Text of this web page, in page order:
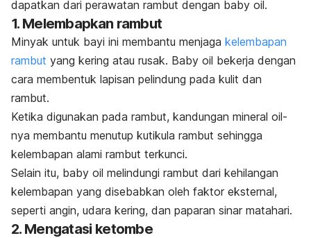
dapatkan dari perawatan rambut dengan baby oil.
1. Melembapkan rambut
Minyak untuk bayi ini membantu menjaga kelembapan
rambut yang kering atau rusak. Baby oil bekerja dengan
cara membentuk lapisan pelindung pada kulit dan
rambut.
Ketika digunakan pada rambut, kandungan mineral oil-
nya membantu menutup kutikula rambut sehingga
kelembapan alami rambut terkunci.
Selain itu, baby oil melindungi rambut dari kehilangan
kelembapan yang disebabkan oleh faktor eksternal,
seperti angin, udara kering, dan paparan sinar matahari.
2. Mengatasi ketombe